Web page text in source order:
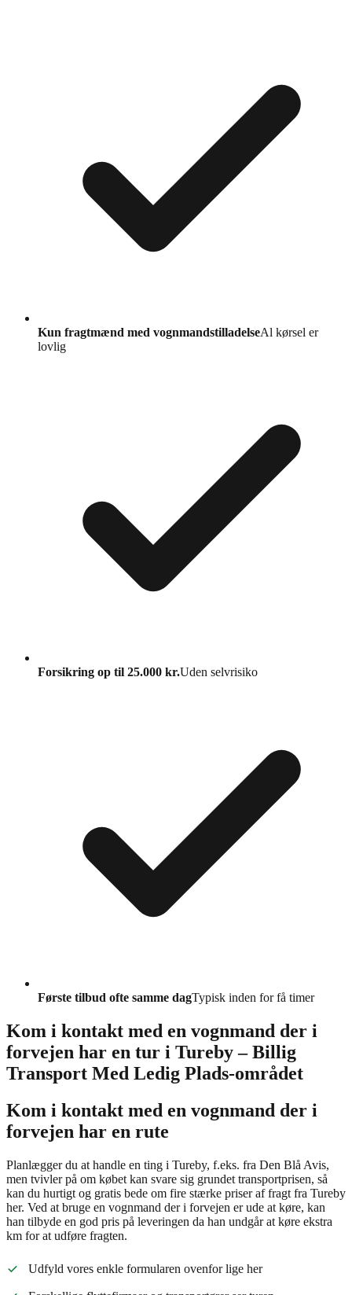
Kun fragtmænd med vognmandstilladelseAl kørsel er
lovlig
Forsikring op til 25.000 kr.Uden selvrisiko
Første tilbud ofte samme dagTypisk inden for få timer
Kom i kontakt med en vognmand der i
forvejen har en tur i Tureby – Billig
Transport Med Ledig Plads-området
Kom i kontakt med en vognmand der i
forvejen har en rute
Planlægger du at handle en ting i Tureby, f.eks. fra Den Blå Avis,
men tvivler på om købet kan svare sig grundet transportprisen, så
kan du hurtigt og gratis bede om fire stærke priser af fragt fra Tureby
her. Ved at bruge en vognmand der i forvejen er ude at køre, kan
han tilbyde en god pris på leveringen da han undgår at køre ekstra
km for at udføre fragten.
Udfyld vores enkle formularen ovenfor lige her